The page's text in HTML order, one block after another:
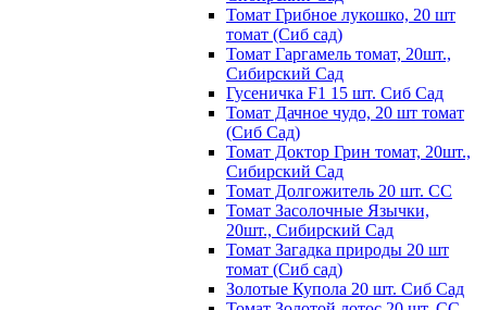
Томат Грибное лукошко, 20 шт
томат (Сиб сад)
Томат Гаргамель томат, 20шт.,
Сибирский Сад
Гусеничка F1 15 шт. Сиб Сад
Томат Дачное чудо, 20 шт томат
(Сиб Сад)
Томат Доктор Грин томат, 20шт.,
Сибирский Сад
Томат Долгожитель 20 шт. СС
Томат Засолочные Язычки,
20шт., Сибирский Сад
Томат Загадка природы 20 шт
томат (Сиб сад)
Золотые Купола 20 шт. Сиб Сад